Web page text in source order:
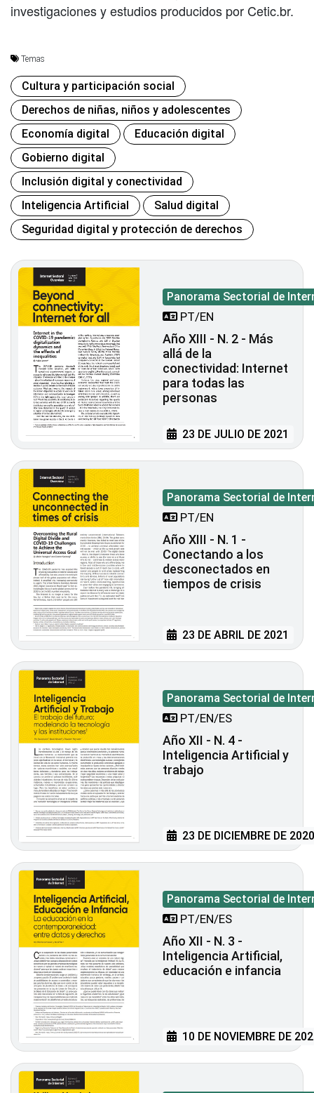
investigaciones y estudios producidos por Cetic.br.
Temas
Cultura y participación social
Derechos de niñas, niños y adolescentes
Economía digital
Educación digital
Gobierno digital
Inclusión digital y conectividad
Inteligencia Artificial
Salud digital
Seguridad digital y protección de derechos
Panorama Sectorial de
PT/EN
Año XIII - N. 2 - Más
allá de la
conectividad: Internet
para todas las
personas
23 DE JULIO DE 2021
Panorama Sectorial de
PT/EN
Año XIII - N. 1 -
Conectando a los
desconectados en
tiempos de crisis
23 DE ABRIL DE 2021
Panorama Sectorial de
PT/EN/ES
Año XII - N. 4 -
Inteligencia Artificial y
trabajo
23 DE DICIEMBRE DE
Panorama Sectorial de
PT/EN/ES
Año XII - N. 3 -
Inteligencia Artificial,
educación e infancia
10 DE NOVIEMBRE DE